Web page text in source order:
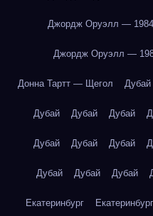
Джордж Оруэлл — 1984
Джордж Оруэлл —
Донна Тартт — Щегол Дубай
Дубай Дубай Дубай
Дубай Дубай Дубай
Дубай Дубай Дубай
Екатеринбург Екатеринбург